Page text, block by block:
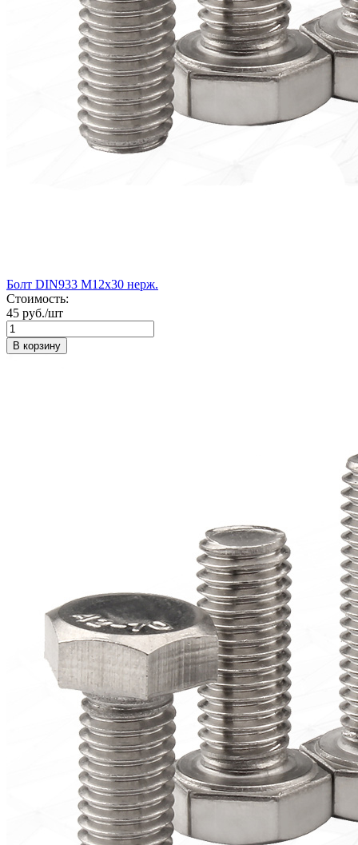
Болт DIN933 М12х30 нерж.
Стоимость:
45 руб./шт
В корзину